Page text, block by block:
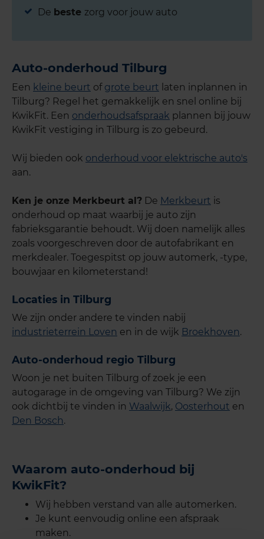
De beste zorg voor jouw auto
Auto-onderhoud Tilburg
Een kleine beurt of grote beurt laten inplannen in
Tilburg? Regel het gemakkelijk en snel online bij
KwikFit. Een onderhoudsafspraak plannen bij jouw
KwikFit vestiging in Tilburg is zo gebeurd.
Wij bieden ook onderhoud voor elektrische auto's
aan.
Ken je onze Merkbeurt al? De Merkbeurt is
onderhoud op maat waarbij je auto zijn
fabrieksgarantie behoudt. Wij doen namelijk alles
zoals voorgeschreven door de autofabrikant en
merkdealer. Toegespitst op jouw automerk, -type,
bouwjaar en kilometerstand!
Locaties in Tilburg
We zijn onder andere te vinden nabij
industrieterrein Loven en in de wijk Broekhoven.
Auto-onderhoud regio Tilburg
Woon je net buiten Tilburg of zoek je een
autogarage in de omgeving van Tilburg? We zijn
ook dichtbij te vinden in Waalwijk, Oosterhout en
Den Bosch.
Waarom auto-onderhoud bij
KwikFit?
Wij hebben verstand van alle automerken.
Je kunt eenvoudig online een afspraak
maken.